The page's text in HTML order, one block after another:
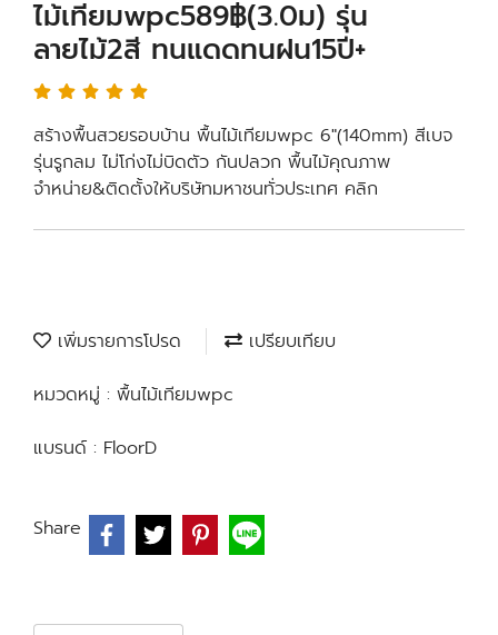
ไม้เทียมwpc589฿(3.0ม) รุ่น
ลายไม้2สี ทนแดดทนฝน15ปี+
สร้างพื้นสวยรอบบ้าน พื้นไม้เทียมwpc 6"(140mm) สีเบจ
รุ่นรูกลม ไม่โก่งไม่บิดตัว กันปลวก พื้นไม้คุณภาพ
จำหน่าย&ติดตั้งให้บริษัทมหาชนทั่วประเทศ คลิก
เพิ่มรายการโปรด
เปรียบเทียบ
หมวดหมู่ : พื้นไม้เทียมwpc
แบรนด์ : FloorD
Share